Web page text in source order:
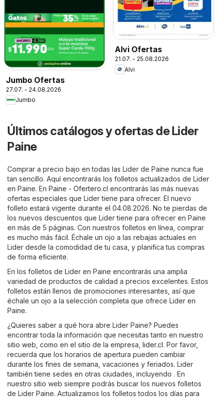
Jumbo Ofertas
27.07. - 24.08.2026
Jumbo
Alvi Ofertas
21.07. - 25.08.2026
Alvi
Últimos catálogos y ofertas de Lider
Paine
Comprar a precio bajo en todas las Lider de Paine nunca fue
tan sencillo. Aquí encontrarás los folletos actualizados de Lider
en Paine. En Paine - Ofertero.cl encontrarás las más nuevas
ofertas especiales que Lider tiene para ofrecer. El nuevo
folleto estará vigente durante el 04.08.2026. No te pierdas de
los nuevos descuentos que Lider tiene para ofrecer en Paine
en más de 5 páginas. Con nuestros folletos en línea, comprar
es mucho más fácil. Échale un ojo a las rebajas actuales en
Lider desde la comodidad de tu casa, y planifica tus compras
de forma eficiente.
En los folletos de Lider en Paine encontrarás una amplia
variedad de productos de calidad a precios excelentes. Estos
folletos están llenos de promociones interesantes, así que
échale un ojo a la selección completa que ofrece Lider en
Paine.
¿Quieres saber a qué hora abre Lider Paine? Puedes
encontrar toda la información que necesitas tanto en nuestro
sitio web, como en el sitio de la empresa, lider.cl. Por favor,
recuerda que los horarios de apertura pueden cambiar
durante los fines de semana, vacaciones y feriados. Lider
también tiene sedes en otras ciudades, incluyendo . En
nuestro sitio web siempre podrás buscar los nuevos folletos
de Lider Paine. Actualizamos los folletos todos los días para